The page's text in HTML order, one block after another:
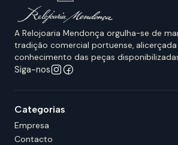
A Relojoaria Mendonça orgulha-se de
tradição comercial portuense,
conhecimento das peças
Siga-nos
Categorias
Empresa
Contacto